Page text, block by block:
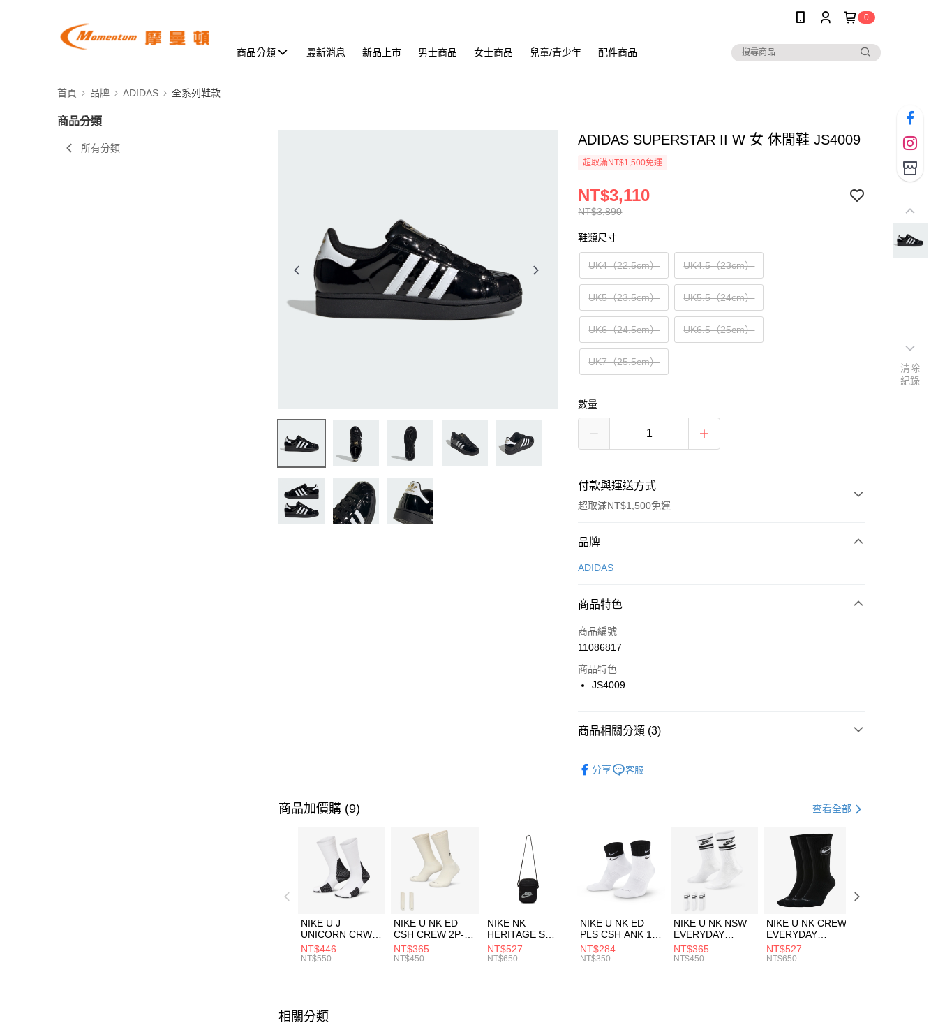
0
商品分類 最新消息 新品上市 男士商品 女士商品 兒童/青少年 配件商品
首頁 品牌 ADIDAS 全系列鞋款
商品分類
所有分類
ADIDAS SUPERSTAR II W 女 休閒鞋 JS4009
超取滿NT$1,500免運
NT$3,890
NT$3,110
鞋類尺寸
UK4（22.5cm） UK4.5（23cm）
UK5（23.5cm） UK5.5（24cm）
UK6（24.5cm） UK6.5（25cm）
UK7（25.5cm）
數量
付款與運送方式
超取滿NT$1,500免運
付款方式
信用卡一次付款
合作金庫商業銀行
華南商業銀行
上海商業儲蓄銀行
國泰世華商業銀行
聯邦商業銀行
台新國際商業銀行
LINE Pay
Apple Pay
【關於「AFTEE先享後付」】
３．安心：先確認商品／服務後，再付款。
【「AFTEE先享後付」結帳流程】
１．於結帳方式選擇「AFTEE先享後付」後，將跳轉至「AFTEE先享後
付」結帳頁面，進行簡訊認證並確認金額後，即可完成結帳。
２．訂單成立數日內，您將收到繳費通知簡訊。
３．收到繳費通知簡訊後14天內，點擊此簡訊中的連結，可透過四大超商
／ATM／網路銀行／等多元方式進行付款，方視為交易完成。
※ 請注意：結帳手續完成當下不需立刻繳費，但若您需要取消訂單，請聯
絡購買商品的店家。未經商家同意取消之訂單仍視為有效，需透過AFTEE
先享後付繳納相關費用。
每筆NT$100，滿NT$1,500(含以上)免運費
每筆NT$100，滿NT$1,500(含以上)免運費
付款後門市自取
每筆NT$100，滿NT$1,500(含以上)免運費
品牌
ADIDAS
商品特色
商品編號
11086817
商品特色
JS4009
商品相關分類 (3)
分享 客服
商品加價購 (9) 查看全部
NIKE U J
UNICORN CRW
1PR -160 男女 中
統襪 FZ3393100
NT$446
NT$550
NIKE U NK ED
CSH CREW 2P-
144 EMBRDY 男
女 短統襪
NT$365
NT$450
NIKE NK
HERITAGE S
SMIT 男女 側背包
BA5871010
NT$527
NT$650
NIKE U NK ED
PLS CSH ANK 1P
144 DBL 男 中統
襪 DH4058104
NT$284
NT$350
NIKE U NK NSW
EVERYDAY
ESSENTIAL CR
男女 短統襪
NT$365
NT$450
NIKE U NK CREW
EVERYDAY
BBALL 3PR 男女
長統襪
NT$527
NT$650
相關分類
清除
紀錄